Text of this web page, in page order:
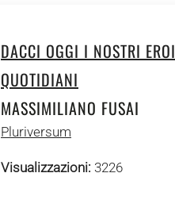
DACCI OGGI I NOSTRI EROI
QUOTIDIANI
MASSIMILIANO FUSAI
Pluriversum
Visualizzazioni: 3226